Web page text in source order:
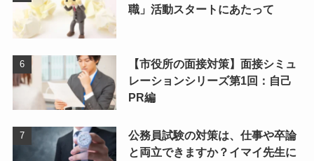
職」活動スタートにあたって
【市役所の面接対策】面接シミュ
レーションシリーズ第1回：自己
PR編
公務員試験の対策は、仕事や卒論
と両立できますか？イマイ先生に